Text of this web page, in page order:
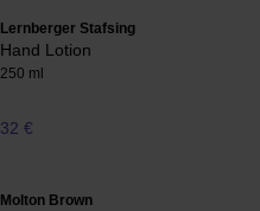
Lernberger Stafsing
Hand Lotion
250 ml
32 €
Molton Brown